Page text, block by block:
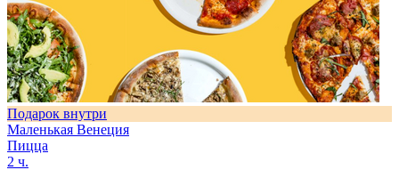
Подарок внутри
Маленькая Венеция
Пицца
2 ч.